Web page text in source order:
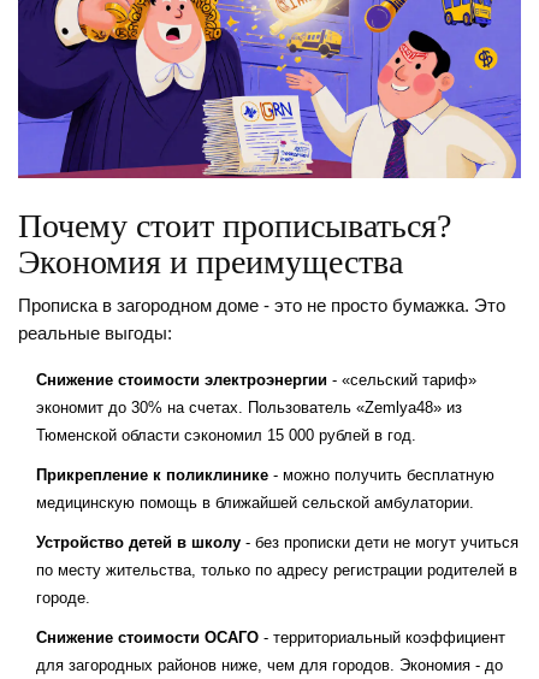
Почему стоит прописываться?
Экономия и преимущества
Прописка в загородном доме - это не просто бумажка. Это
реальные выгоды:
Снижение стоимости электроэнергии - «сельский тариф»
экономит до 30% на счетах. Пользователь «Zemlya48» из
Тюменской области сэкономил 15 000 рублей в год.
Прикрепление к поликлинике - можно получить бесплатную
медицинскую помощь в ближайшей сельской амбулатории.
Устройство детей в школу - без прописки дети не могут учиться
по месту жительства, только по адресу регистрации родителей в
городе.
Снижение стоимости ОСАГО - территориальный коэффициент
для загородных районов ниже, чем для городов. Экономия - до